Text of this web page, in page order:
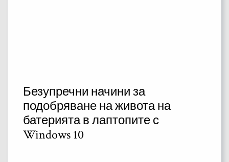
Безупречни начини за
подобряване на живота на
батерията в лаптопите с
Windows 10